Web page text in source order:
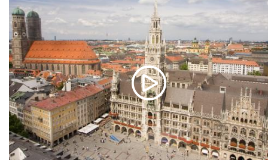
niet missen bij een bezoek aan München:
Een bezoek aan het prachtigePaleis
Een wandeling maken door deEnglischer Garten
Een kijkje nemen bijSt. Peterskirche
Een uitstapje naar hetmuseum van BMW
NaarBayerische National Museumvoor jouw